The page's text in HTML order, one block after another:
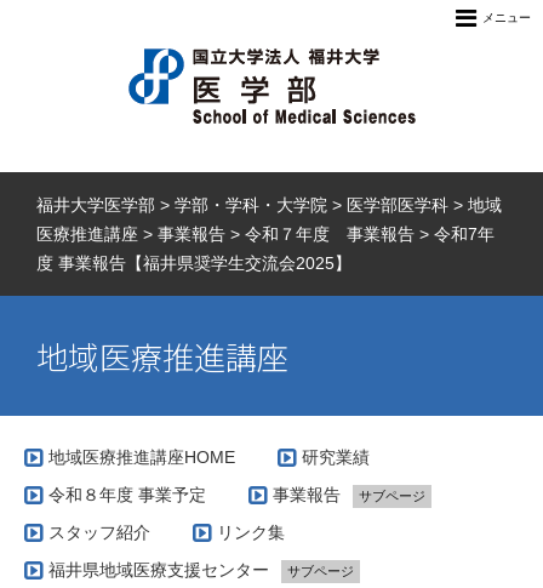
メニュー
福井大学医学部 > 学部・学科・大学院 > 医学部医学科 > 地域
医療推進講座 > 事業報告 > 令和７年度 事業報告 > 令和7年
度 事業報告【福井県奨学生交流会2025】
地域医療推進講座
地域医療推進講座HOME
研究業績
令和８年度 事業予定
事業報告 サブページ
令和８年度 事業報告
令和８年度 事業報告【福井県奨学
令和７年度 事業報告
スタッフ紹介
リンク集
福井県地域医療支援センター
サブページ